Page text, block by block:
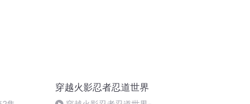
穿越火影忍者忍道世界